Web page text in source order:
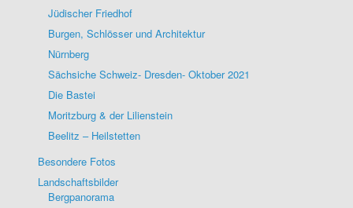
Jüdischer Friedhof
Burgen, Schlösser und Architektur
Nürnberg
Sächsiche Schweiz- Dresden- Oktober 2021
Die Bastei
Moritzburg & der Lilienstein
Beelitz – Heilstetten
Besondere Fotos
Landschaftsbilder
Bergpanorama